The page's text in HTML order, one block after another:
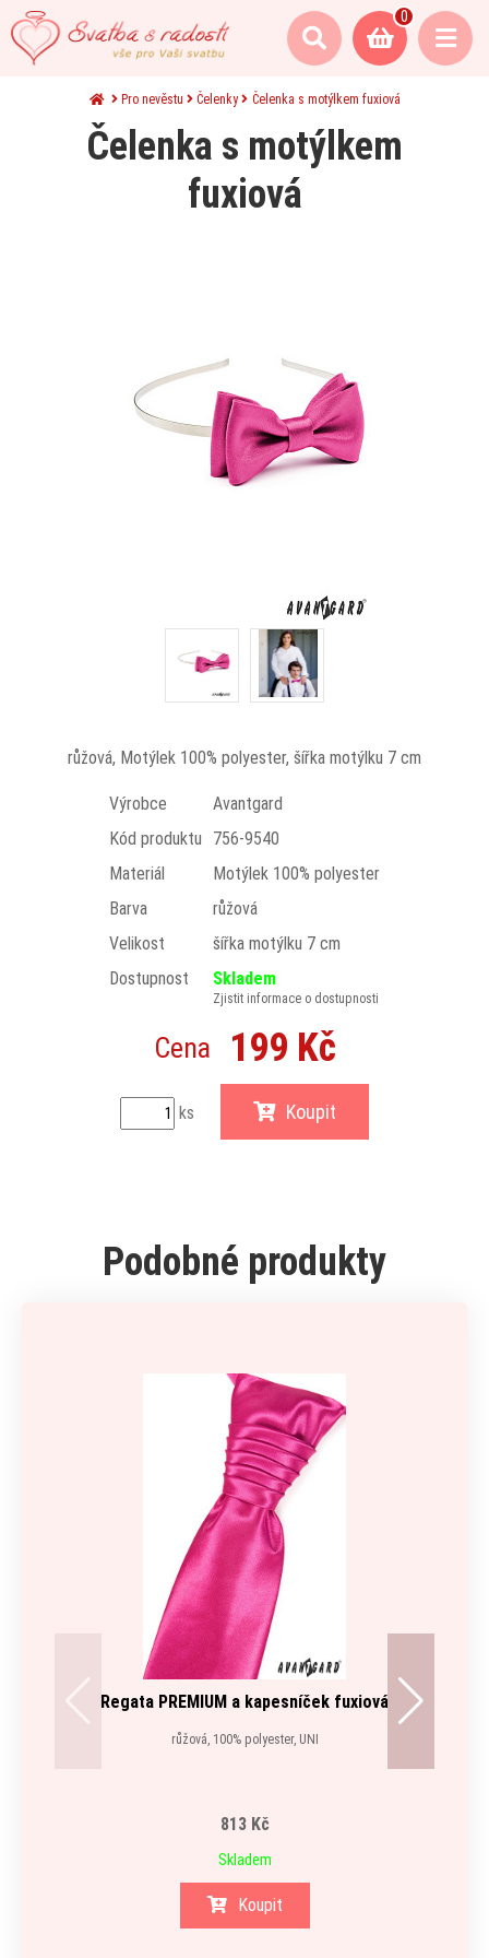
0
Pro nevěstu Čelenky Čelenka s motýlkem fuxiová
Čelenka s motýlkem
fuxiová
růžová, Motýlek 100% polyester, šířka motýlku 7 cm
Výrobce
Avantgard
Kód produktu
756-9540
Materiál
Motýlek 100% polyester
Barva
růžová
Velikost
šířka motýlku 7 cm
Dostupnost
Skladem
Zjistit informace o dostupnosti
Cena 199 Kč
ks Koupit
Podobné produkty
Regata PREMIUM a kapesníček fuxiová
růžová, 100% polyester, UNI
813 Kč
Skladem
Koupit